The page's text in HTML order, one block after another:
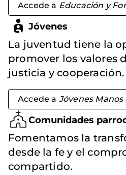
Accede a Educación y
Jóvenes
La juventud tiene la
promover los valores
justicia y cooperación.
Accede a Jóvenes Manos
Comunidades
Fomentamos la
desde la fe y el
compartido.